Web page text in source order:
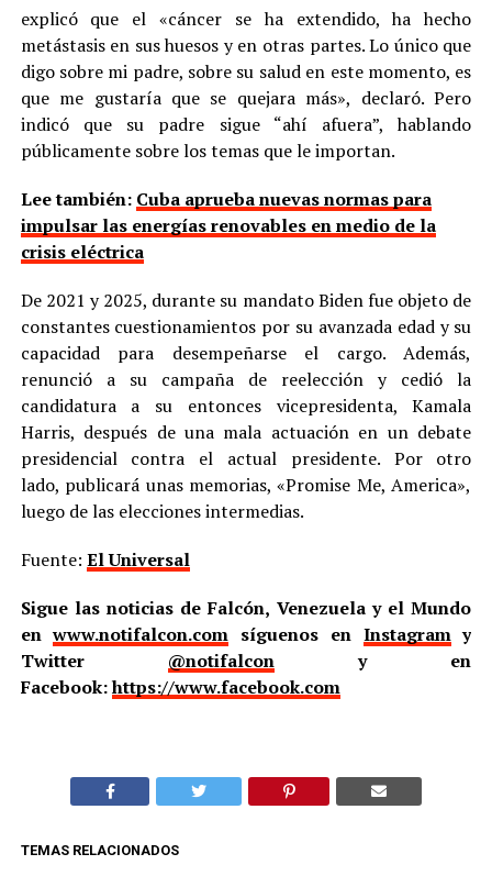
explicó que el «cáncer se ha extendido, ha hecho
metástasis en sus huesos y en otras partes. Lo único que
digo sobre mi padre, sobre su salud en este momento, es
que me gustaría que se quejara más», declaró. Pero
indicó que su padre sigue “ahí afuera”, hablando
públicamente sobre los temas que le importan.
Lee también: Cuba aprueba nuevas normas para
impulsar las energías renovables en medio de la
crisis eléctrica
De 2021 y 2025, durante su mandato Biden fue objeto de
constantes cuestionamientos por su avanzada edad y su
capacidad para desempeñarse el cargo. Además,
renunció a su campaña de reelección y cedió la
candidatura a su entonces vicepresidenta, Kamala
Harris, después de una mala actuación en un debate
presidencial contra el actual presidente. Por otro
lado, publicará unas memorias, «Promise Me, America»,
luego de las elecciones intermedias.
Fuente: El Universal
Sigue las noticias de Falcón, Venezuela y el Mundo
enwww.notifalcon.com síguenos en Instagramy
Twitter @notifalcony en
Facebook:https://www.facebook.com
TEMAS RELACIONADOS